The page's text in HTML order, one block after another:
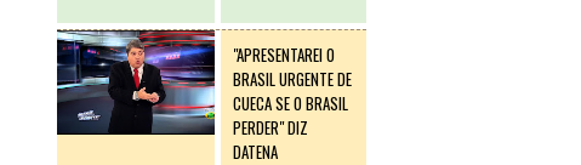
"APRESENTAREI O
BRASIL URGENTE DE
CUECA SE O BRASIL
PERDER" DIZ
DATENA